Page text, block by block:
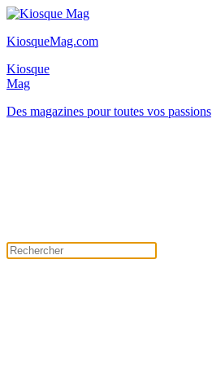
KiosqueMag.com
Kiosque
Mag
Des magazines pour toutes vos passions